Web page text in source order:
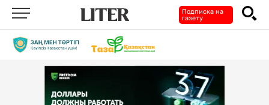
Подписка на
газету